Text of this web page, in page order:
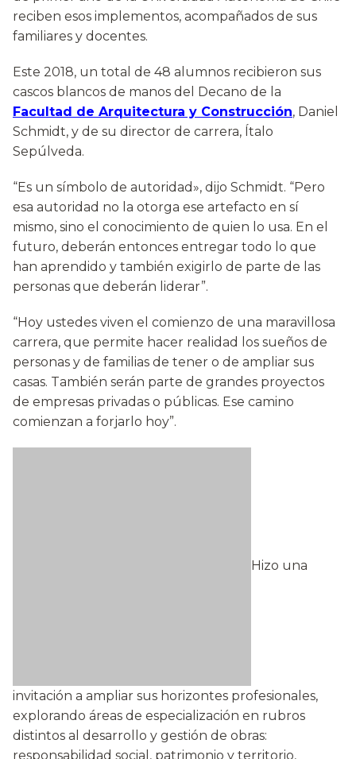
reciben esos implementos, acompañados de sus
familiares y docentes.
Este 2018, un total de 48 alumnos recibieron sus
cascos blancos de manos del Decano de la
Facultad de Arquitectura y Construcción, Daniel
Schmidt, y de su director de carrera, Ítalo
Sepúlveda.
“Es un símbolo de autoridad», dijo Schmidt. “Pero
esa autoridad no la otorga ese artefacto en sí
mismo, sino el conocimiento de quien lo usa. En el
futuro, deberán entonces entregar todo lo que
han aprendido y también exigirlo de parte de las
personas que deberán liderar”.
“Hoy ustedes viven el comienzo de una maravillosa
carrera, que permite hacer realidad los sueños de
personas y de familias de tener o de ampliar sus
casas. También serán parte de grandes proyectos
de empresas privadas o públicas. Ese camino
comienzan a forjarlo hoy”.
Hizo una
invitación a ampliar sus horizontes profesionales,
explorando áreas de especialización en rubros
distintos al desarrollo y gestión de obras:
responsabilidad social, patrimonio y territorio,